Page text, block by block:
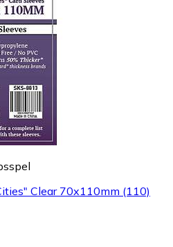
Clear 70x110mm (110)